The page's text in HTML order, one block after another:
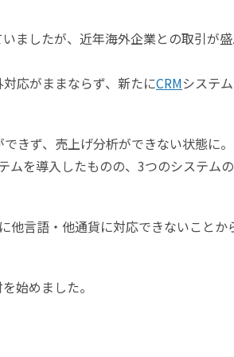
ましたが、近年海外企業との取引が
応がままならず、新たにCRMシステ
きず、売上げ分析ができない状態に。
ムを導入したものの、3つのシステム
他言語・他通貨に対応できないことか
始めました。